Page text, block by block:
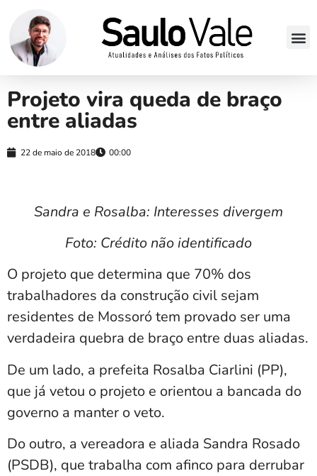
Projeto vira queda de braço
entre aliadas
22 de maio de 2018 00:00
Sandra e Rosalba: Interesses divergem
Foto: Crédito não identificado
O projeto que determina que 70% dos
trabalhadores da construção civil sejam
residentes de Mossoró tem provado ser uma
verdadeira quebra de braço entre duas aliadas.
De um lado, a prefeita Rosalba Ciarlini (PP),
que já vetou o projeto e orientou a bancada do
governo a manter o veto.
Do outro, a vereadora e aliada Sandra Rosado
(PSDB), que trabalha com afinco para derrubar